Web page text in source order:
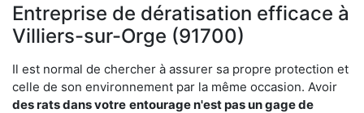
Entreprise de dératisation efficace à
Villiers-sur-Orge (91700)
Il est normal de chercher à assurer sa propre protection et
celle de son environnement par la même occasion. Avoir
des rats dans votre entourage n'est pas un gage de